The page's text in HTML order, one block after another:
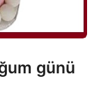
günü